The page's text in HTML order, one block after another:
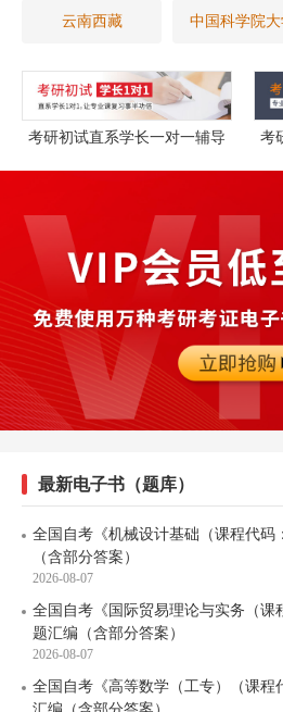
云南西藏 中国科学院
考研初试直系学长一对一辅导 考
最新电子书（题库）
全国自考《机械设计基础（课程代码
（含部分答案）
2026-08-07
全国自考《国际贸易理论与实务（课
题汇编（含部分答案）
2026-08-07
全国自考《高等数学（工专）（课程